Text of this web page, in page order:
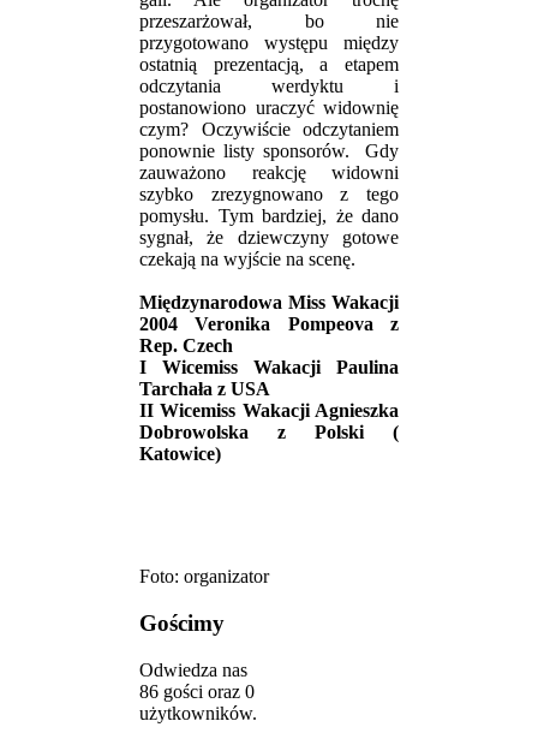
przeszarżował, bo nie
przygotowano występu między
ostatnią prezentacją, a etapem
odczytania werdyktu i
postanowiono uraczyć widownię
czym? Oczywiście odczytaniem
ponownie listy sponsorów. Gdy
zauważono reakcję widowni
szybko zrezygnowano z tego
pomysłu. Tym bardziej, że dano
sygnał, że dziewczyny gotowe
czekają na wyjście na scenę.
Międzynarodowa Miss Wakacji
2004 Veronika Pompeova z
Rep. Czech
I Wicemiss Wakacji Paulina
Tarchała z USA
II Wicemiss Wakacji Agnieszka
Dobrowolska z Polski (
Katowice)
Foto: organizator
Gościmy
Odwiedza nas
86 gości oraz 0
użytkowników.